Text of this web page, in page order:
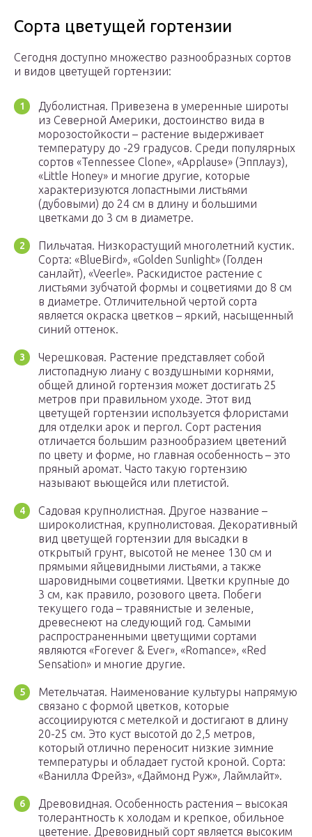
Сорта цветущей гортензии
Сегодня доступно множество разнообразных сортов
и видов цветущей гортензии:
Дуболистная. Привезена в умеренные широты
из Северной Америки, достоинство вида в
морозостойкости – растение выдерживает
температуру до -29 градусов. Среди популярных
сортов «Tennessee Clone», «Applause» (Эпплауз),
«Little Honey» и многие другие, которые
характеризуются лопастными листьями
(дубовыми) до 24 см в длину и большими
цветками до 3 см в диаметре.
Пильчатая. Низкорастущий многолетний кустик.
Сорта: «BlueBird», «Golden Sunlight» (Голден
санлайт), «Veerle». Раскидистое растение с
листьями зубчатой формы и соцветиями до 8 см
в диаметре. Отличительной чертой сорта
является окраска цветков – яркий, насыщенный
синий оттенок.
Черешковая. Растение представляет собой
листопадную лиану с воздушными корнями,
общей длиной гортензия может достигать 25
метров при правильном уходе. Этот вид
цветущей гортензии используется флористами
для отделки арок и пергол. Сорт растения
отличается большим разнообразием цветений
по цвету и форме, но главная особенность – это
пряный аромат. Часто такую гортензию
называют вьющейся или плетистой.
Садовая крупнолистная. Другое название –
широколистная, крупнолистовая. Декоративный
вид цветущей гортензии для высадки в
открытый грунт, высотой не менее 130 см и
прямыми яйцевидными листьями, а также
шаровидными соцветиями. Цветки крупные до
3 см, как правило, розового цвета. Побеги
текущего года – травянистые и зеленые,
древеснеют на следующий год. Самыми
распространенными цветущими сортами
являются «Forever & Ever», «Romance», «Red
Sensation» и многие другие.
Метельчатая. Наименование культуры напрямую
связано с формой цветков, которые
ассоциируются с метелкой и достигают в длину
20-25 см. Это куст высотой до 2,5 метров,
который отлично переносит низкие зимние
температуры и обладает густой кроной. Сорта:
«Ванилла Фрейз», «Даймонд Руж», Лаймлайт».
Древовидная. Особенность растения – высокая
толерантность к холодам и крепкое, обильное
цветение. Древовидный сорт является высоким